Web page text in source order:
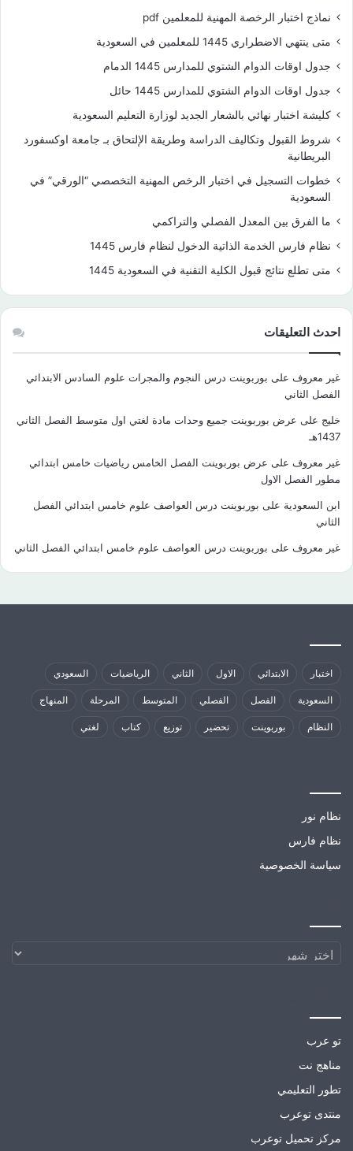
نماذج اختبار الرخصة المهنية للمعلمين pdf
متى ينتهي الاضطراري 1445 للمعلمين في السعودية
جدول اوقات الدوام الشتوي للمدارس 1445 الدمام
جدول اوقات الدوام الشتوي للمدارس 1445 حائل
كليشة اختبار نهائي بالشعار الجديد لوزارة التعليم السعودية
شروط القبول وتكاليف الدراسة وطريقة الإلتحاق بـ جامعة اوكسفورد
البريطانية
خطوات التسجيل في اختبار الرخص المهنية التخصصي “الورقي” في
السعودية
ما الفرق بين المعدل الفصلي والتراكمي
نظام فارس الخدمة الذاتية الدخول لنظام فارس 1445
متى تطلع نتائج قبول الكلية التقنية في السعودية 1445
احدث التعليقات
غير معروف على بوربوينت درس النجوم والمجرات علوم السادس الابتدائي
الفصل الثاني
خليج على عرض بوربوينت جميع وحدات مادة لغتي اول متوسط الفصل الثاني
1437هـ
غير معروف على عرض بوربوينت الفصل الخامس رياضيات خامس ابتدائي
مطور الفصل الاول
ابن السعودية على بوربوينت درس العواصف علوم خامس ابتدائي الفصل
الثاني
غير معروف على بوربوينت درس العواصف علوم خامس ابتدائي الفصل الثاني
اختبار الابتدائي الاول الثاني الرياضيات السعودي
السعودية الفصل الفصلي المتوسط المرحلة المنهاج
النظام بوربوينت تحضير توزيع كتاب لغتي
نظام نور
نظام فارس
سياسة الخصوصية
الارشيف
تو عرب
مناهج نت
تطور التعليمي
منتدى توعرب
مركز تحميل توعرب